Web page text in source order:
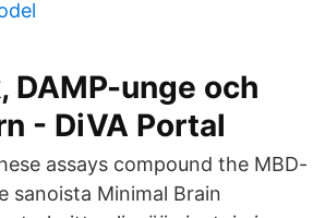
DAMP-unge och
- DiVA Portal
assays compound the MBD-
sanoista Minimal Brain